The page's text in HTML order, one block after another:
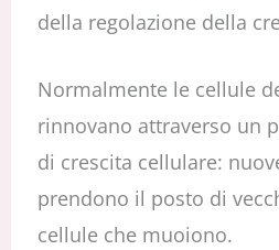
della regolazione della
Normalmente le cellule
rinnovano attraverso un
di crescita cellulare:
prendono il posto di
cellule che muoiono.